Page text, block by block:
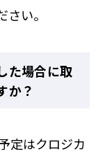
い。
た場合に取
か？
定はクロジカ